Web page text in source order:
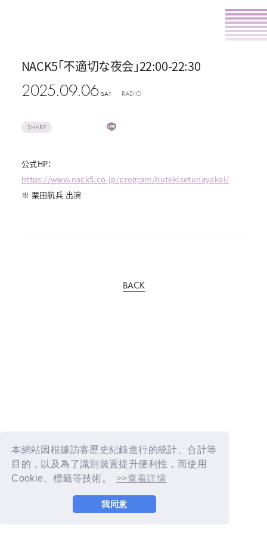
本網站因根據訪客歷史紀錄進行的統計、合計等
目的，以及為了識別裝置提升便利性，而使用
Cookie、標籤等技術。
>>查看詳情
我同意
NACK5「不適切な夜会」22:00-22:30
2025.09.06 SAT RADIO
SHARE
公式HP：
https://www.nack5.co.jp/program/hutekisetunayakai/
※ 栗田航兵 出演
BACK
© YOSHIMOTO KOGYO / Fanplus